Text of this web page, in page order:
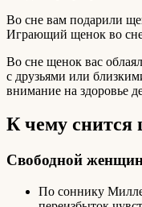
Во сне вам подарили
Играющий щенок во сне
Во сне щенок вас
с друзьями или
внимание на здоровье
К чему снится
Свободной
По соннику